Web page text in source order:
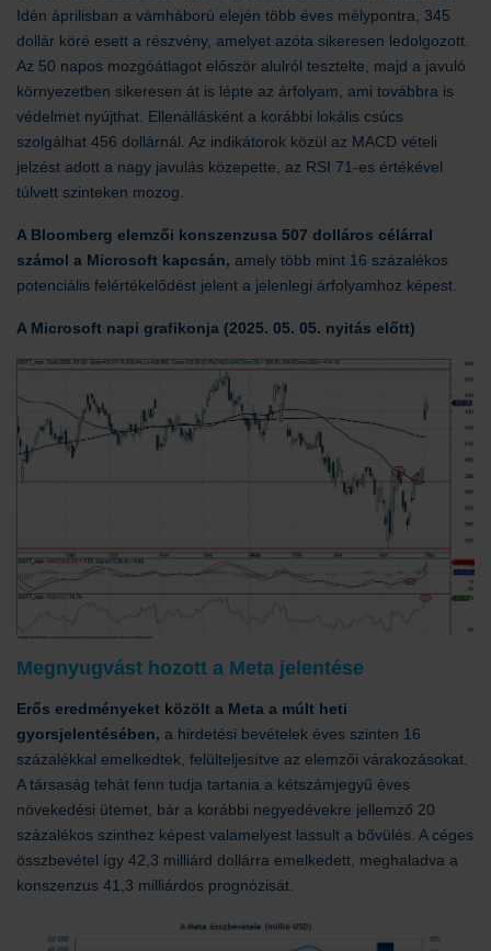
Idén áprilisban a vámháború elején több éves mélypontra, 345
dollár köré esett a részvény, amelyet azóta sikeresen ledolgozott.
Az 50 napos mozgóátlagot először alulról tesztelte, majd a javuló
környezetben sikeresen át is lépte az árfolyam, ami továbbra is
védelmet nyújthat. Ellenállásként a korábbi lokális csúcs
szolgálhat 456 dollárnál. Az indikátorok közül az MACD vételi
jelzést adott a nagy javulás közepette, az RSI 71-es értékével
túlvett szinteken mozog.
A Bloomberg elemzői konszenzusa 507 dolláros célárral
számol a Microsoft kapcsán, amely több mint 16 százalékos
potenciális felértékelődést jelent a jelenlegi árfolyamhoz képest.
A Microsoft napi grafikonja (2025. 05. 05. nyitás előtt)
Megnyugvást hozott a Meta jelentése
Erős eredményeket közölt a Meta a múlt heti
gyorsjelentésében, a hirdetési bevételek éves szinten 16
százalékkal emelkedtek, felülteljesítve az elemzői várakozásokat.
A társaság tehát fenn tudja tartania a kétszámjegyű éves
növekedési ütemet, bár a korábbi negyedévekre jellemző 20
százalékos szinthez képest valamelyest lassult a bővülés. A céges
összbevétel így 42,3 milliárd dollárra emelkedett, meghaladva a
konszenzus 41,3 milliárdos prognózisát.